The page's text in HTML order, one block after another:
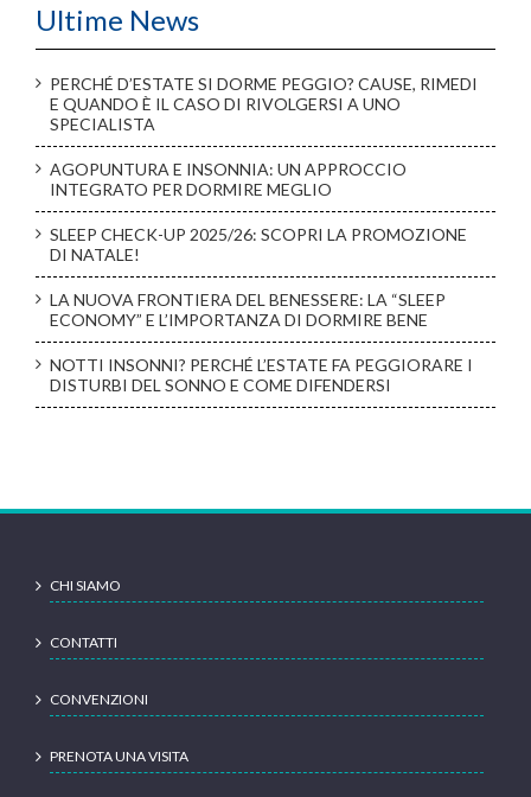
Ultime News
PERCHÉ D’ESTATE SI DORME PEGGIO? CAUSE, RIMEDI
E QUANDO È IL CASO DI RIVOLGERSI A UNO
SPECIALISTA
AGOPUNTURA E INSONNIA: UN APPROCCIO
INTEGRATO PER DORMIRE MEGLIO
SLEEP CHECK-UP 2025/26: SCOPRI LA PROMOZIONE
DI NATALE!
LA NUOVA FRONTIERA DEL BENESSERE: LA “SLEEP
ECONOMY” E L’IMPORTANZA DI DORMIRE BENE
NOTTI INSONNI? PERCHÉ L’ESTATE FA PEGGIORARE I
DISTURBI DEL SONNO E COME DIFENDERSI
CHI SIAMO
CONTATTI
CONVENZIONI
PRENOTA UNA VISITA